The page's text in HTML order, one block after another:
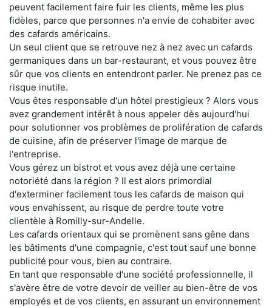
peuvent facilement faire fuir les clients, même les plus
fidèles, parce que personnes n'a envie de cohabiter avec
des cafards américains.
Un seul client que se retrouve nez à nez avec un cafards
germaniques dans un bar-restaurant, et vous pouvez être
sûr que vos clients en entendront parler. Ne prenez pas ce
risque inutile.
Vous êtes responsable d'un hôtel prestigieux ? Alors vous
avez grandement intérêt à nous appeler dès aujourd'hui
pour solutionner vos problèmes de prolifération de cafards
de cuisine, afin de préserver l'image de marque de
l'entreprise.
Vous gérez un bistrot et vous avez déjà une certaine
notoriété dans la région ? Il est alors primordial
d'exterminer facilement tous les cafards de maison qui
vous envahissent, au risque de perdre toute votre
clientèle à Romilly-sur-Andelle.
Les cafards orientaux qui se promènent sans gêne dans
les bâtiments d'une compagnie, c'est tout sauf une bonne
publicité pour vous, bien au contraire.
En tant que responsable d'une société professionnelle, il
s'avère être de votre devoir de veiller au bien-être de vos
employés et de vos clients, en assurant un environnement